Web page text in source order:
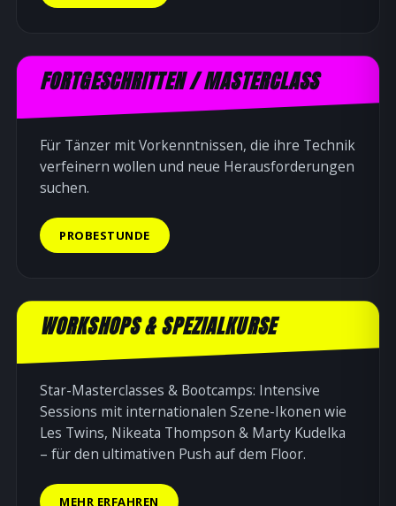
FORTGESCHRITTEN / MASTERCLASS
Für Tänzer mit Vorkenntnissen, die ihre Technik
verfeinern wollen und neue Herausforderungen
suchen.
PROBESTUNDE
WORKSHOPS & SPEZIALKURSE
Star-Masterclasses & Bootcamps: Intensive
Sessions mit internationalen Szene-Ikonen wie
Les Twins, Nikeata Thompson & Marty Kudelka
– für den ultimativen Push auf dem Floor.
MEHR ERFAHREN